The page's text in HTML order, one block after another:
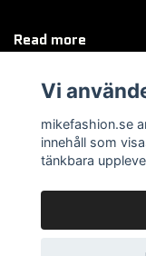
Read more
Sociala medier
Vi
mikefashion.se
innehåll som
tänkbara